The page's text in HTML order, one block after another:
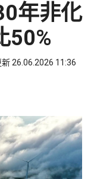
年非化
50%
26.06.2026 11:36